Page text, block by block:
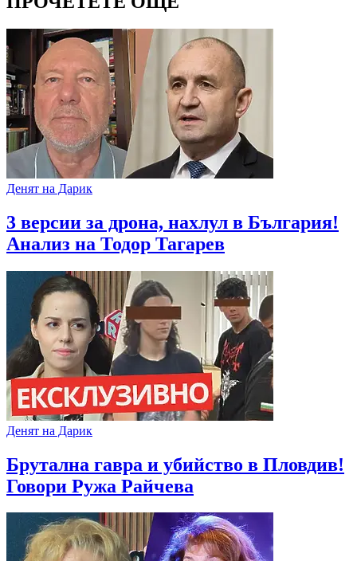
Денят на Дарик
3 версии за дрона, нахлул в България!
Анализ на Тодор Тагарев
Денят на Дарик
Брутална гавра и убийство в Пловдив!
Говори Ружа Райчева